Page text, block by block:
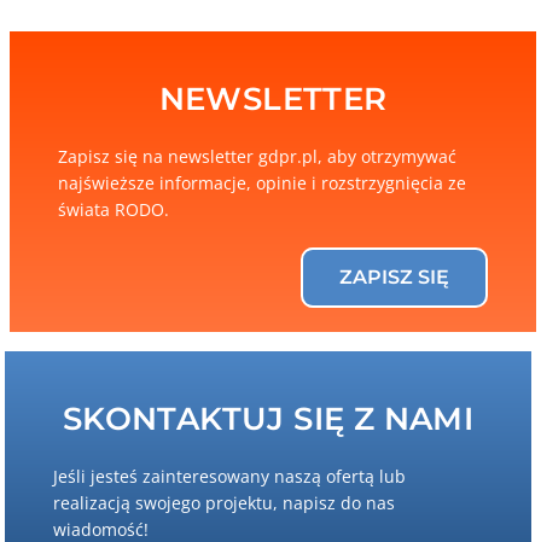
NEWSLETTER
Zapisz się na newsletter gdpr.pl, aby otrzymywać
najświeższe informacje, opinie i rozstrzygnięcia ze
świata RODO.
ZAPISZ SIĘ
SKONTAKTUJ SIĘ Z NAMI
Jeśli jesteś zainteresowany naszą ofertą lub
realizacją swojego projektu, napisz do nas
wiadomość!